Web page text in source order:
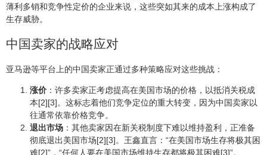
薄利多销和竞争性定价的企业来说，这些突如其来的成本上涨构成了
生存威胁。
中国卖家的战略应对
亚马逊等平台上的中国卖家正通过多种策略应对这些挑战：
涨价 ：许多卖家正考虑提高在美国市场的价格，以抵消关税成
本[2][3]。这标志着他们竞争定位的重大转变，因为中国卖家以
往通常依靠价格竞争。
退出市场 ：其他卖家因在新关税制度下难以维持盈利，正准备
彻底退出美国市场[2][3]。王鑫直言：“在美国市场生存将极其困
难[2]”，“任何人要在美国市场维持生存都将极其困难[3]”。